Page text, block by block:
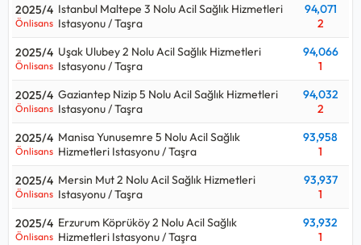
2025/4
Önlisans
Istanbul Maltepe 3 Nolu Acil Sağlık Hizmetleri
Istasyonu / Taşra
94,071
2
2025/4
Önlisans
Uşak Ulubey 2 Nolu Acil Sağlık Hizmetleri
Istasyonu / Taşra
94,066
1
2025/4
Önlisans
Gaziantep Nizip 5 Nolu Acil Sağlık Hizmetleri
Istasyonu / Taşra
94,032
2
2025/4
Önlisans
Manisa Yunusemre 5 Nolu Acil Sağlık
Hizmetleri Istasyonu / Taşra
93,958
1
2025/4
Önlisans
Mersin Mut 2 Nolu Acil Sağlık Hizmetleri
Istasyonu / Taşra
93,937
1
2025/4
Önlisans
Erzurum Köprüköy 2 Nolu Acil Sağlık
Hizmetleri Istasyonu / Taşra
93,932
1